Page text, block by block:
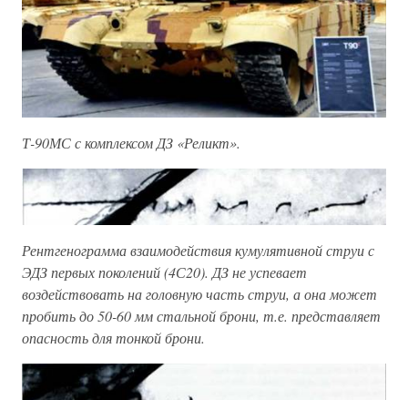
Т-90МС с комплексом ДЗ «Реликт».
Рентгенограмма взаимодействия кумулятивной струи с
ЭДЗ первых поколений (4С20). ДЗ не успевает
воздействовать на головную часть струи, а она может
пробить до 50-60 мм стальной брони, т.е. представляет
опасность для тонкой брони.